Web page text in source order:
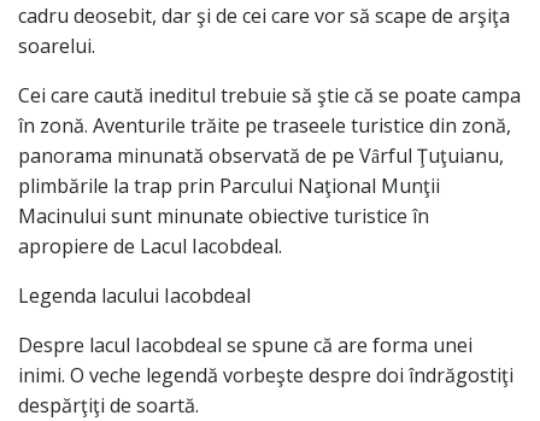
cadru deosebit, dar şi de cei care vor să scape de arşiţa
soarelui.
Cei care caută ineditul trebuie să ştie că se poate campa
în zonă. Aventurile trăite pe traseele turistice din zonă,
panorama minunată observată de pe Vȃrful Ţuţuianu,
plimbările la trap prin Parcului Naţional Munţii
Macinului sunt minunate obiective turistice în
apropiere de Lacul Iacobdeal.
Legenda lacului Iacobdeal
Despre lacul Iacobdeal se spune că are forma unei
inimi. O veche legendă vorbeşte despre doi îndrăgostiţi
despărţiţi de soartă.